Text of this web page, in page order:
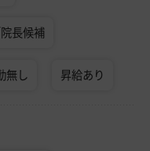
長候補
無し 昇給あり